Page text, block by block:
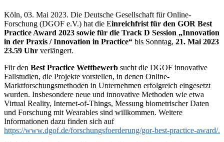
Köln, 03. Mai 2023. Die Deutsche Gesellschaft für Online-
Forschung (DGOF e.V.) hat die Einreichfrist für den GOR Best
Practice Award 2023 sowie für die Track D Session „Innovation
in der Praxis / Innovation in Practice“ bis Sonntag, 21. Mai 2023
23.59 Uhr verlängert.
Für den Best Practice Wettbewerb sucht die DGOF innovative
Fallstudien, die Projekte vorstellen, in denen Online-
Marktforschungsmethoden in Unternehmen erfolgreich eingesetzt
wurden. Insbesondere neue und innovative Methoden wie etwa
Virtual Reality, Internet-of-Things, Messung biometrischer Daten
und Forschung mit Wearables sind willkommen. Weitere
Informationen dazu finden sich auf
https://www.dgof.de/forschungsfoerderung/gor-best-practice-award/.